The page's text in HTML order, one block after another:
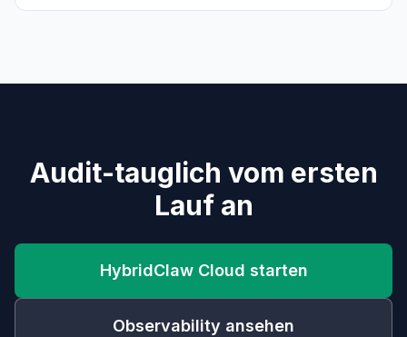
Audit-tauglich vom ersten
Lauf an
HybridClaw Cloud starten
Observability ansehen